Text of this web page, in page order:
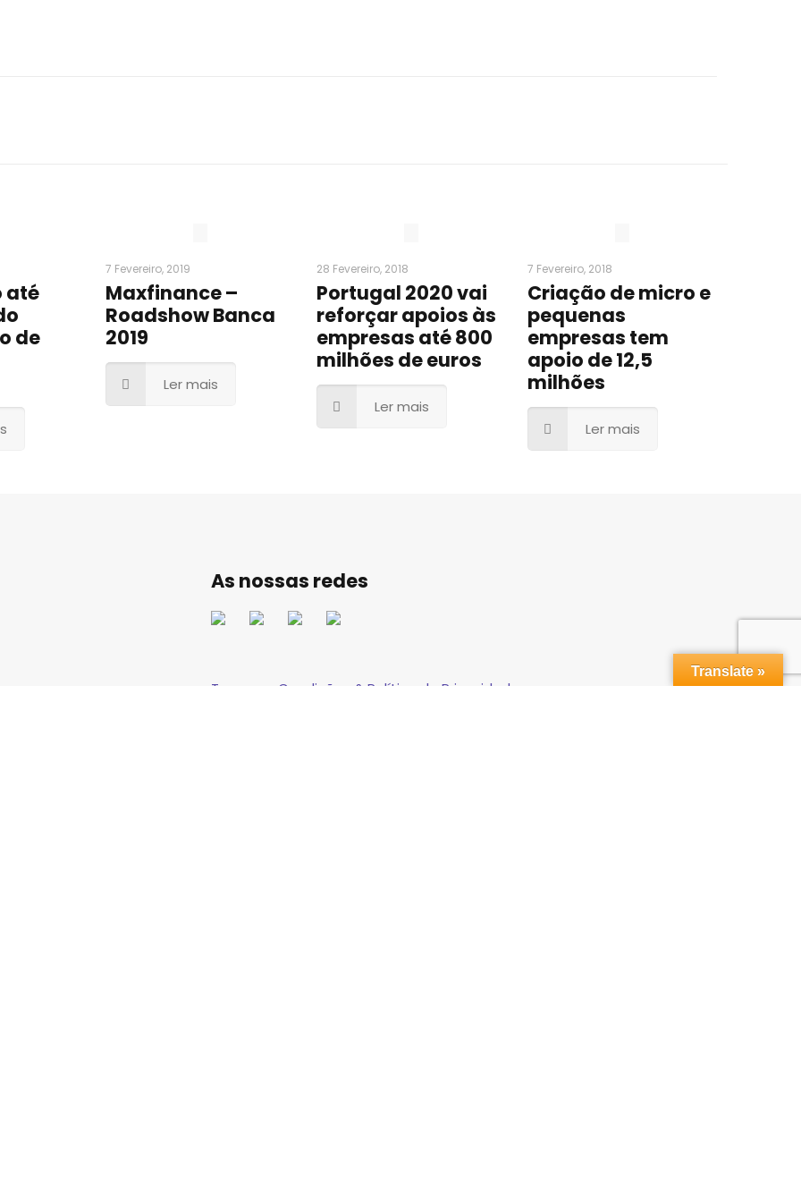
até
de
7 Fevereiro, 2019
Maxfinance –
Roadshow Banca
2019
Ler mais
28 Fevereiro, 2018
Portugal 2020 vai
reforçar apoios às
empresas até 800
milhões de euros
Ler mais
7 Fevereiro, 2018
Criação de micro e
pequenas
empresas tem
apoio de 12,5
milhões
Ler mais
As nossas redes
Termos e Condições & Política de Privacidade
Translate »